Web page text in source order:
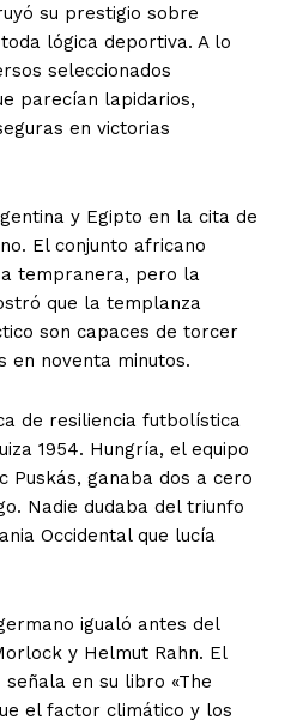
su prestigio sobre
lógica deportiva. A lo
seleccionados
parecían lapidarios,
en victorias
y Egipto en la cita de
El conjunto africano
tempranera, pero la
que la templanza
son capaces de torcer
en noventa minutos.
de resiliencia futbolística
1954. Hungría, el equipo
Puskás, ganaba dos a cero
Nadie dudaba del triunfo
Occidental que lucía
igualó antes del
y Helmut Rahn. El
en su libro «The
el factor climático y los